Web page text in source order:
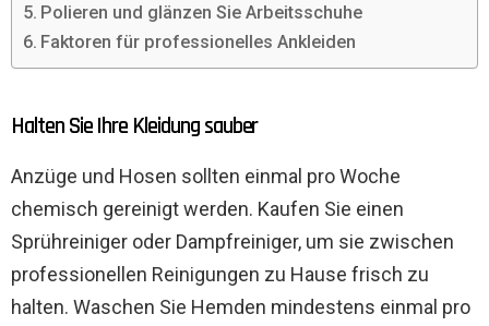
Polieren und glänzen Sie Arbeitsschuhe
Faktoren für professionelles Ankleiden
Halten Sie Ihre Kleidung sauber
Anzüge und Hosen sollten einmal pro Woche
chemisch gereinigt werden. Kaufen Sie einen
Sprühreiniger oder Dampfreiniger, um sie zwischen
professionellen Reinigungen zu Hause frisch zu
halten. Waschen Sie Hemden mindestens einmal pro